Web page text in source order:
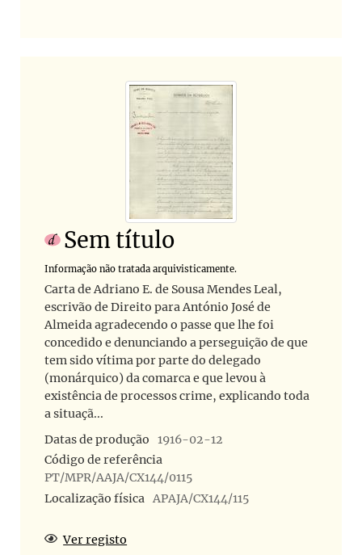
Sem título
Informação não tratada arquivisticamente.
Carta de Adriano E. de Sousa Mendes Leal,
escrivão de Direito para António José de
Almeida agradecendo o passe que lhe foi
concedido e denunciando a perseguição de que
tem sido vítima por parte do delegado
(monárquico) da comarca e que levou à
existência de processos crime, explicando toda
a situaçã...
Datas de produção
1916-02-12
Código de referência
PT/MPR/AAJA/CX144/0115
Localização física APAJA/CX144/115
Ver registo